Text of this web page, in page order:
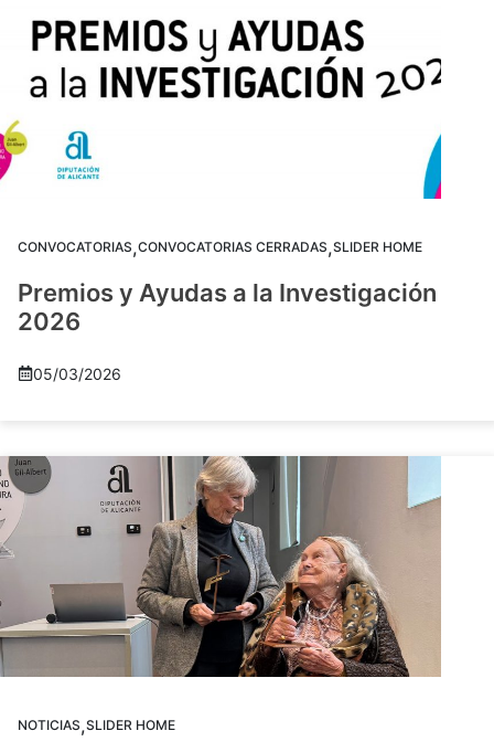
CONVOCATORIAS,CONVOCATORIAS CERRADAS,SLIDER HOME
Premios y Ayudas a la Investigación
2026
05/03/2026
NOTICIAS,SLIDER HOME